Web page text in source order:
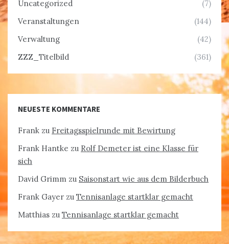
Uncategorized
(7)
Veranstaltungen
(144)
Verwaltung
(42)
ZZZ_Titelbild
(361)
NEUESTE KOMMENTARE
Frank zu Freitagsspielrunde mit Bewirtung
Frank Hantke zu Rolf Demeter ist eine Klasse für
sich
David Grimm zu Saisonstart wie aus dem Bilderbuch
Frank Gayer zu Tennisanlage startklar gemacht
Matthias zu Tennisanlage startklar gemacht